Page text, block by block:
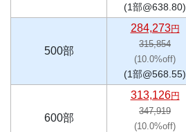
(1部@638.80)
500部
284,273円
315,854
(10.0%off)
(1部@568.55)
600部
313,126円
347,919
(10.0%off)